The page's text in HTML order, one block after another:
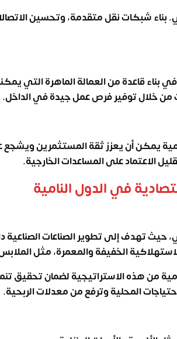
بناء شبكات نقل متقدمة، وتحسين
قاعدة من العمالة الماهرة التي
خلال توفير فرص عمل جيدة في الداخل.
يمكن أن يعزز ثقة المستثمرين ويشجع
الاعتماد على المساعدات الخارجية.
في الدول النامية
حيث تهدف إلى تطوير الصناعات الصناعية
الخفيفة والمعمرة، مثل الملابس
من هذه الاستراتيجية لضمان تحقيق
المحلية وترفع من معدلات الربحية.